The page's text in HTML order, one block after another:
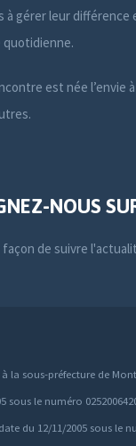
à gérer leur
quotidienne.
est née l’envie
NOUS
de suivre
la sous-préfecture de
sous le numéro
du 12/11/2005 sous le